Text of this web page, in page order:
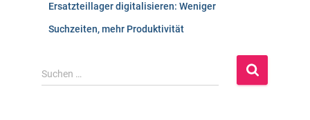
Ersatzteillager digitalisieren: Weniger
Suchzeiten, mehr Produktivität
S
u
Suchen …